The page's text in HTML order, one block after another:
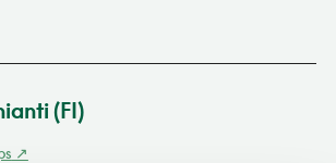
(FI)